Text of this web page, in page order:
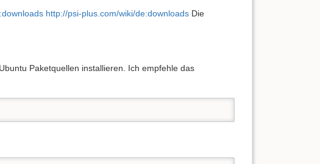
http://psi-plus.com/wiki/de:downloadsDie
Paketquellen installieren. Ich empfehle das